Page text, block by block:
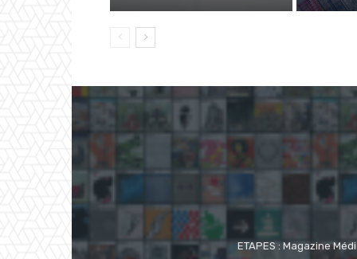
ETAPES : Magazine